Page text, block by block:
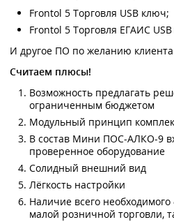
Frontol 5 Торговля USB ключ;
Frontol 5 Торговля ЕГАИС
И другое ПО по желанию клиента
Считаем плюсы!
Возможность предлагать
ограниченным бюджетом
Модульный принцип
В состав Мини ПОС-АЛКО-9
проверенное оборудование
Солидный внешний вид
Лёгкость настройки
Наличие всего
малой розничной торговли,